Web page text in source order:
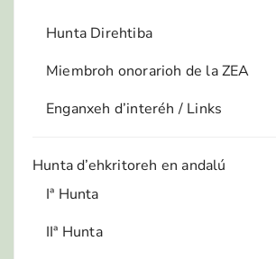
Hunta Direhtiba
Miembroh onorarioh de la ZEA
Enganxeh d’interéh / Links
Hunta d’ehkritoreh en andalú
Iª Hunta
IIª Hunta